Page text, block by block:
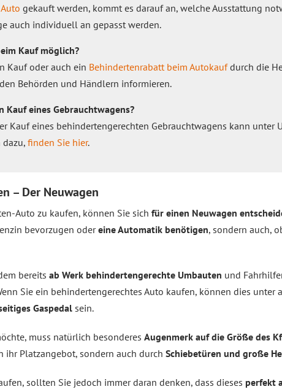
gekauft werden, kommt es darauf an, welche Ausstattung
auch individuell an gepasst werden.
Kauf möglich?
Kauf oder auch ein Behindertenrabatt beim Autokaufdurch die
Behörden und Händlern informieren.
Kauf eines Gebrauchtwagens?
Kauf eines behindertengerechten Gebrauchtwagens kann unter
finden Sie hier.
– Der Neuwagen
Auto zu kaufen, können Sie sich für einen Neuwagen
bevorzugen odereine Automatik benötigen, sondern auch,
bereits ab Werk behindertengerechte Umbauten und
Sie ein behindertengerechtes Auto kaufen, können dies unter
Gaspedal sein.
muss natürlich besonderes Augenmerk auf die Größe des
ihr Platzangebot, sondern auch durch Schiebetüren und große
sollten Sie jedoch immer daran denken, dass dieses perfekt